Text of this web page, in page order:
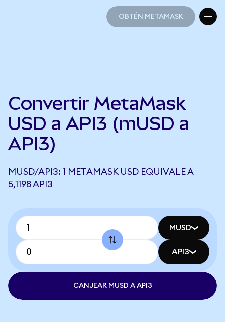
OBTÉN METAMASK
Convertir MetaMask
USD a API3 (mUSD a
API3)
MUSD/API3: 1 METAMASK USD EQUIVALE A
5,1198 API3
MUSD
API3
CANJEAR MUSD A API3